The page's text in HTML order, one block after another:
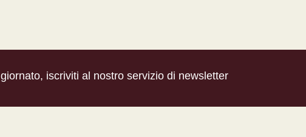
iscriviti al nostro servizio di newsletter